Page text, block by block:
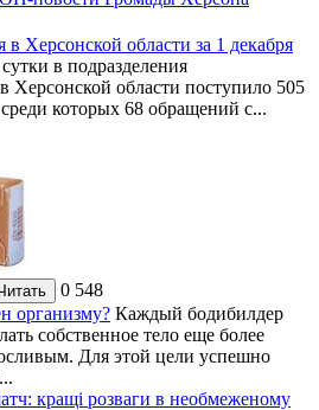
Херсонской области за 1 декабря
в подразделения
области поступило 505
которых 68 обращений с...
0 548
организму? Каждый бодибилдер
собственное тело еще более
Для этой цели успешно